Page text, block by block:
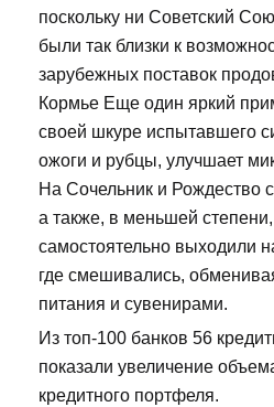
поскольку ни Советский
были так близки к
зарубежных поставок
Кормье Еще один яркий
своей шкуре испытавшего
ожоги и рубцы, улучшает
На Сочельник и Рождество
а также, в меньшей
самостоятельно выходили
где смешивались,
питания и сувенирами.
Из топ-100 банков 56
показали увеличение
кредитного портфеля.